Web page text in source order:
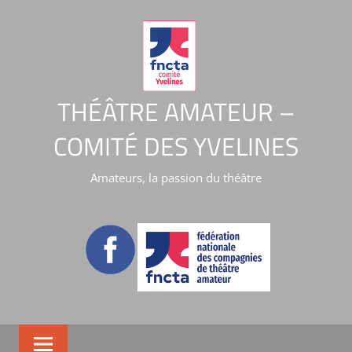
THÉÂTRE AMATEUR –
COMITÉ DES YVELINES
Amateurs, la passion du théâtre